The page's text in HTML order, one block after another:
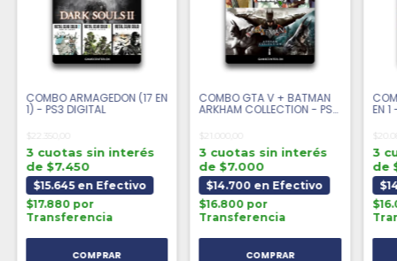
COMBO ARMAGEDON (17 EN
1) - PS3 DIGITAL
$22.350,00
3 cuotas sin interés
de $7.450
$15.645 en Efectivo
$17.880 por
Transferencia
COMBO GTA V + BATMAN
ARKHAM COLLECTION - PS3
$21.000,00
3 cuotas sin interés
de $7.000
$14.700 en Efectivo
$16.800 por
Transferencia
EN
3
de